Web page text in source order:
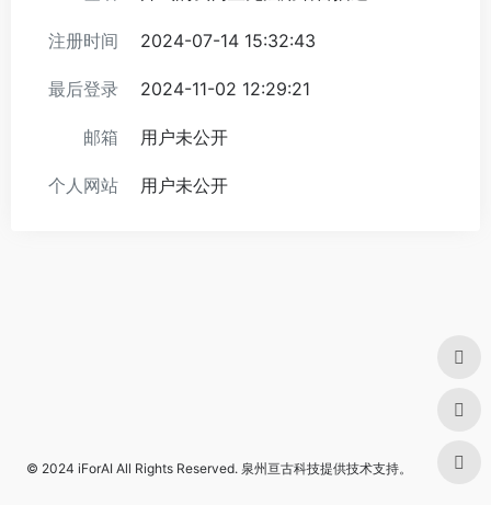
注册时间 2024-07-14 15:32:43
最后登录 2024-11-02 12:29:21
邮箱 用户未公开
个人网站 用户未公开
© 2024 iForAI All Rights Reserved. 泉州亘古科技提供技术支持。